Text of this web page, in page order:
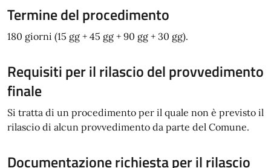
Termine del procedimento
180 giorni (15 gg + 45 gg + 90 gg + 30 gg).
Requisiti per il rilascio del provvedimento
finale
Si tratta di un procedimento per il quale non è previsto il
rilascio di alcun provvedimento da parte del Comune.
Documentazione richiesta per il rilascio